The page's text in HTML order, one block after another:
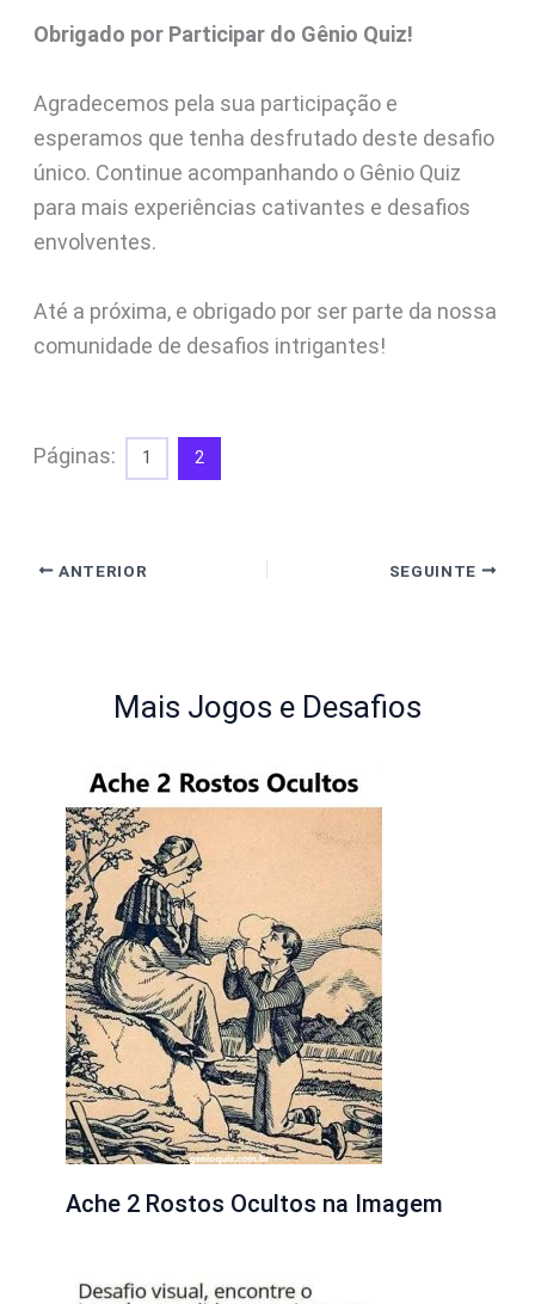
Obrigado por Participar do Gênio Quiz!
Agradecemos pela sua participação e
esperamos que tenha desfrutado deste desafio
único. Continue acompanhando o Gênio Quiz
para mais experiências cativantes e desafios
envolventes.
Até a próxima, e obrigado por ser parte da nossa
comunidade de desafios intrigantes!
Páginas: 1 2
ANTERIOR SEGUINTE
Mais Jogos e Desafios
Ache 2 Rostos Ocultos na Imagem